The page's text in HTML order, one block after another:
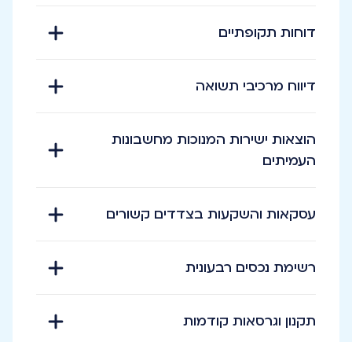
דוחות תקופתיים
דיווח מרכיבי תשואה
הוצאות ישירות המנוכות מחשבונות
העמיתים
עסקאות והשקעות בצדדים קשורים
רשימת נכסים רבעונית
תקנון וגרסאות קודמות